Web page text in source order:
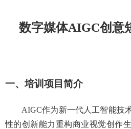
数字媒体AIGC创意
一、培训项目简介
AIGC作为新一代人工智能技
性的创新能力重构商业视觉创作